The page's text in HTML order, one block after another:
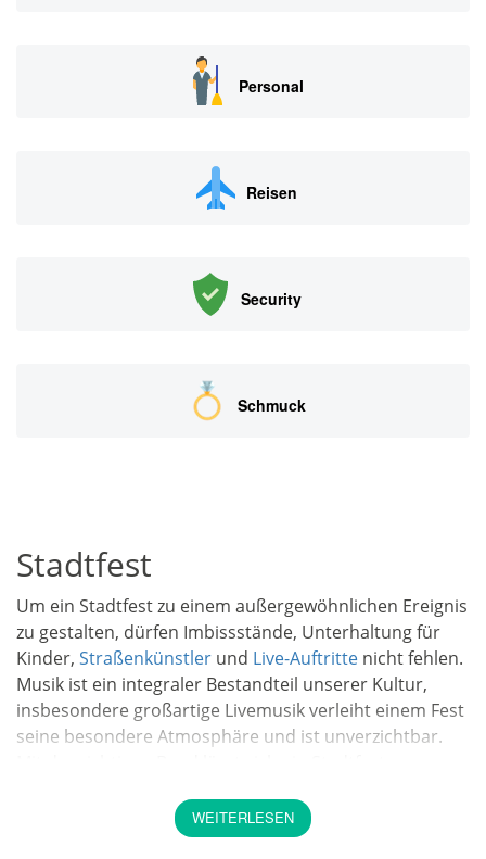
Personal
Reisen
Security
Schmuck
Stadtfest
Um ein Stadtfest zu einem außergewöhnlichen Ereignis
zu gestalten, dürfen Imbissstände, Unterhaltung für
Kinder, Straßenkünstler und Live-Auftritte nicht fehlen.
Musik ist ein integraler Bestandteil unserer Kultur,
insbesondere großartige Livemusik verleiht einem Fest
seine besondere Atmosphäre und ist unverzichtbar.
>>> Band für Stadtfest <<<WEITERLESEN